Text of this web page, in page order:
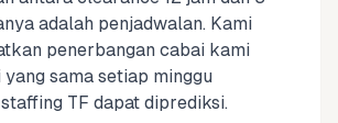
adalah penjadwalan. Kami
penerbangan cabai kami
yang sama setiap minggu
TF dapat diprediksi.